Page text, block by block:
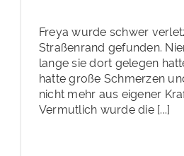
Freya wurde schwer
Straßenrand gefunden.
lange sie dort gelegen
hatte große Schmerzen
nicht mehr aus eigener
Vermutlich wurde die [...]